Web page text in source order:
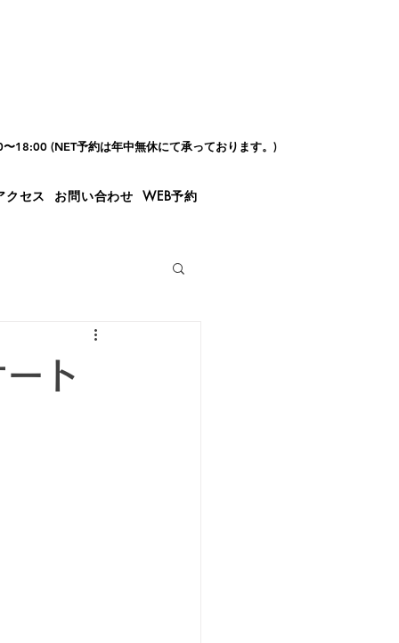
18:00 (NET予約は年中無休にて承っております。)
クセス お問い合わせ WEB予約
ト